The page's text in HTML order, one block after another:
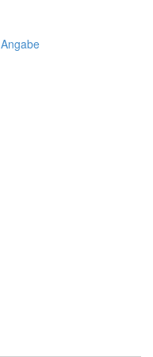
Angabe